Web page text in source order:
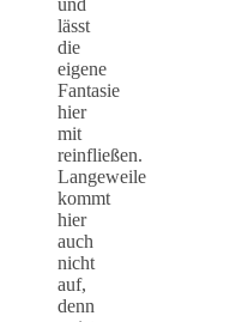
und
lässt
die
eigene
Fantasie
hier
mit
reinfließen.
Langeweile
kommt
hier
auch
nicht
auf,
denn